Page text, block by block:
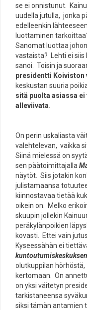
se ei onnistunut.
uudella jutulla, jonka
edelleenkin
luottaminen
Sanomat luottaa
vastaista? Lehti ei
sanoi. Toisin ja
presidentti Koiviston
keskustan suuria
sitä puolta asiassa ei
alleviivata
On perin uskaliasta
valehtelevan, vaikka
Siinä mielessä on
sen päätoimittajalla
näytöt. Siis jotakin
julistamaansa
kiinnostavaa tietää
oikein on. Melko
skuupin jollekin
peräkylänpoikien
kovasti. Ettei vain
Kyseessähän ei
kuntoutumiskeskuksen
olutkuppilan
kertomaan. On
on yksi väitetyn
tarkistaneensa
siksi tämän antamien